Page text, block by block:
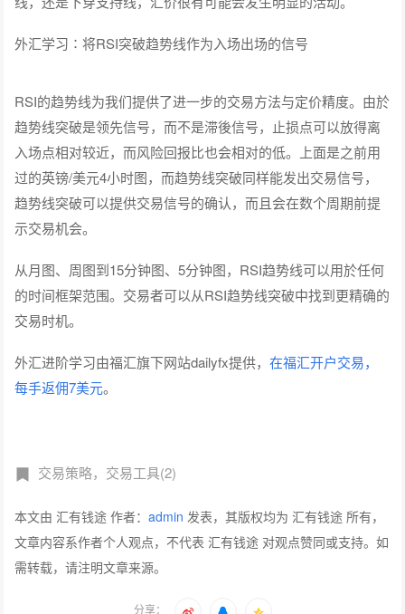
RSI的趋势线为我们提供了进一步的交易方法与定价精度。由於
趋势线突破是领先信号，而不是滞後信号，止损点可以放得离
入场点相对较近，而风险回报比也会相对的低。上面是之前用
过的英镑/美元4小时图，而趋势线突破同样能发出交易信号，
趋势线突破可以提供交易信号的确认，而且会在数个周期前提
示交易机会。
从月图、周图到15分钟图、5分钟图，RSI趋势线可以用於任何
的时间框架范围。交易者可以从RSI趋势线突破中找到更精确的
交易时机。
外汇进阶学习由福汇旗下网站dailyfx提供，在福汇开户交易，
每手返佣7美元。
交易策略，交易工具(2)
本文由 汇有钱途 作者：admin 发表，其版权均为 汇有钱途 所有，
文章内容系作者个人观点，不代表 汇有钱途 对观点赞同或支持。如
需转载，请注明文章来源。